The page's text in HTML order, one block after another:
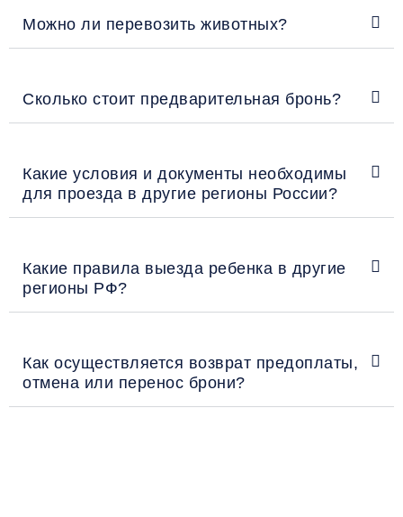
Можно ли перевозить животных?
Сколько стоит предварительная бронь?
Какие условия и документы необходимы
для проезда в другие регионы России?
Какие правила выезда ребенка в другие
регионы РФ?
Как осуществляется возврат предоплаты,
отмена или перенос брони?